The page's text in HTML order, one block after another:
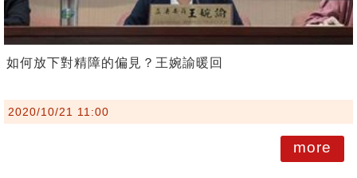
如何放下對精障的偏見？王婉諭暖回
2020/10/21 11:00
more